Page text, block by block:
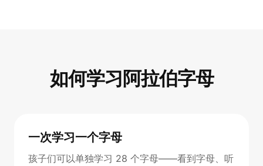
如何学习阿拉伯字母
一次学习一个字母
孩子们可以单独学习 28 个字母——看到字母、听